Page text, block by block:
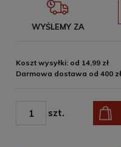
WYŚLEMY ZA
Koszt wysyłki: od 14,99 zł
Darmowa dostawa od 400 zł
szt.